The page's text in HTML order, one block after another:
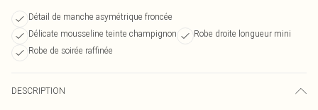
Détail de manche asymétrique froncée
Délicate mousseline teinte champignon
Robe droite longueur mini
Robe de soirée raffinée
DESCRIPTION